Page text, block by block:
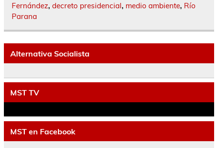
Fernández, decreto presidencial, medio ambiente, Río
Parana
Alternativa Socialista
MST TV
MST en Facebook